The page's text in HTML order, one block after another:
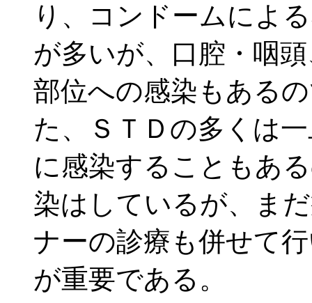
り、コンドームによ
が多いが、口腔・咽
部位への感染もある
た、ＳＴＤの多くは
に感染することもあ
染はしているが、ま
ナーの診療も併せて
が重要である。